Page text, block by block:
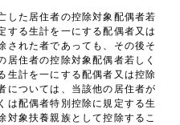
した居住者の控除対象配偶者若
する生計を一にする配偶者又は
された者であっても、その後そ
居住者の控除対象配偶者若しく
生計を一にする配偶者又は控除
については、当該他の居住者が
は配偶者特別控除に規定する生
対象扶養親族として控除するこ